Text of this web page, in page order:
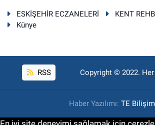
ESKİŞEHİR ECZANELERİ KENT
Künye
RSS Copyright © 2022. Her
Haber Yazılımı: TE Bilişim